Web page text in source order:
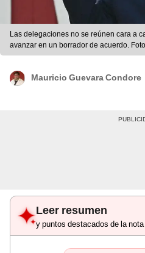
Las delegaciones no se reúnen cara a
avanzar en un borrador de acuerdo.
Mauricio Guevara Condore
Leer resumen
y puntos destacados de la